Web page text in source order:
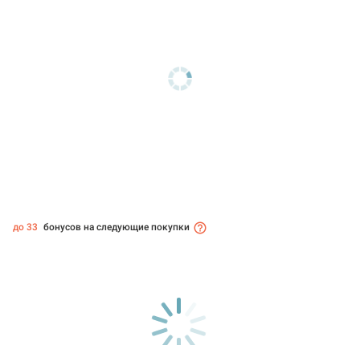
до 33 бонусов на следующие покупки